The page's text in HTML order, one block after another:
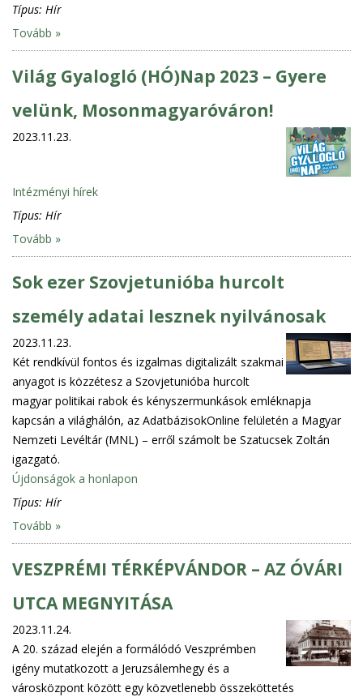
Típus: Hír
Tovább »
Világ Gyalogló (HÓ)Nap 2023 – Gyere
velünk, Mosonmagyaróváron!
2023.11.23.
Intézményi hírek
Típus: Hír
Tovább »
Sok ezer Szovjetunióba hurcolt
személy adatai lesznek nyilvánosak
2023.11.23.
Két rendkívül fontos és izgalmas digitalizált szakmai
anyagot is közzétesz a Szovjetunióba hurcolt
magyar politikai rabok és kényszermunkások emléknapja
kapcsán a világhálón, az AdatbázisokOnline felületén a Magyar
Nemzeti Levéltár (MNL) – erről számolt be Szatucsek Zoltán
igazgató.
Újdonságok a honlapon
Típus: Hír
Tovább »
VESZPRÉMI TÉRKÉPVÁNDOR – AZ ÓVÁRI
UTCA MEGNYITÁSA
2023.11.24.
A 20. század elején a formálódó Veszprémben
igény mutatkozott a Jeruzsálemhegy és a
városközpont között egy közvetlenebb összeköttetés